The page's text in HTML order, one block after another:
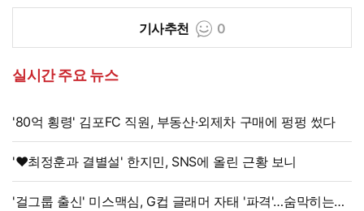
기사추천 0
실시간 주요 뉴스
'80억 횡령' 김포FC 직원, 부동산·외제차 구매에 펑펑 썼다
'♥최정훈과 결별설' 한지민, SNS에 올린 근황 보니
'걸그룹 출신' 미스맥심, G컵 글래머 자태 '파격'…숨막히는